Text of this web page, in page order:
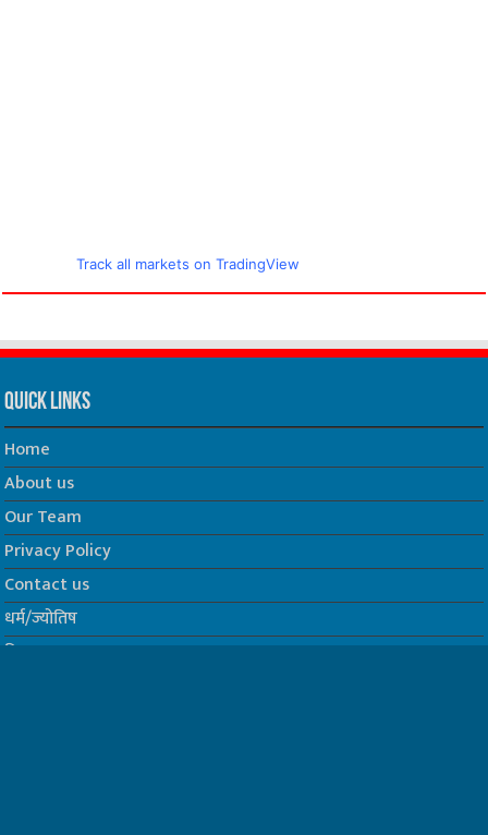
Track all markets on TradingView
Quick Links
Home
About us
Our Team
Privacy Policy
Contact us
धर्म/ज्योतिष
फिल्म